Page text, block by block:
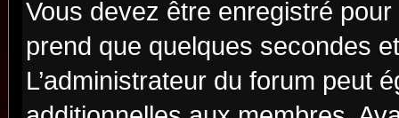
Vous devez être enregistré
prend que quelques secondes
L’administrateur du forum peut